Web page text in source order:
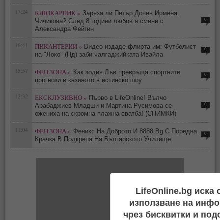
17:24 КЛЮКАРНИК » Заряза ли Петър Дочев Ирмена
Чичикова? След 8 години любов я смени с
Александра Фейгин
0
16:41 ПИКАНТЕРИИ » Видео издаде флирта им: Футболист
на "Локо" (Пд) заби чалгаджийката Ивайла
0
15:57 ФЕН ЗОНА » Как зодия Лъв превръща спортните
прогнози и казиното в истинско шоу
0
12:32 ЕКСКЛУЗИВНО » Първо в LifeOnline! Вълчо
Арабаджиев Младши и Мартина Русимова сe
oжениха на скромна плажна сватба! (СНИМКИ)
0
11:04 ФЕН ЗОНА » Феникс На Доброто И 8888.Bg С Поредна
Крачка В Подкрепа На Българското Училище
0
LifeOnline.bg иска
използване на
чрез бисквитки и